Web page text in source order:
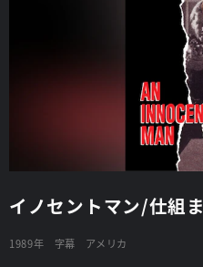
イノセントマン/仕組
1989年 字幕 アメリカ